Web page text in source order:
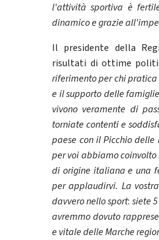
l'attività sportiva è
dinamico e grazie
Il presidente della
risultati di ottime
riferimento per chi pratica
e il supporto delle
vivono veramente di
torniate contenti e
paese con il Picchio delle
per voi abbiamo
di origine italiana e una
per applaudirvi. La
davvero nello sport: siete
avremmo dovuto
e vitale delle Marche